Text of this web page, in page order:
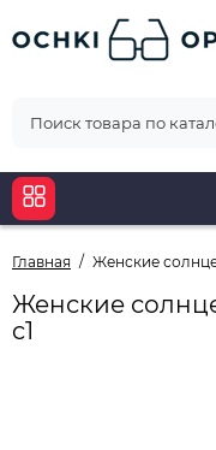
Главная Женские
Женские
c1